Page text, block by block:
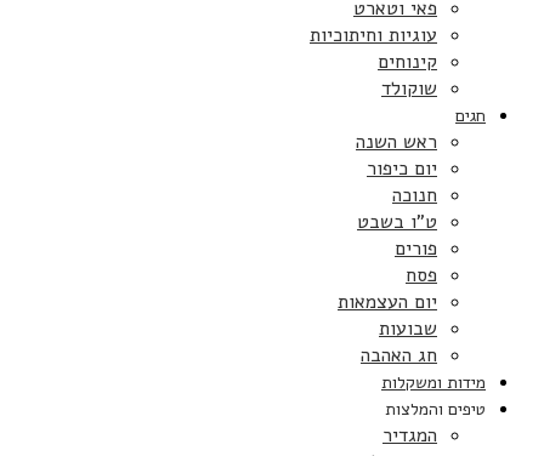
פאי וטארט
עוגיות וחיתוכיות
קינוחים
שוקולד
חגים
ראש השנה
יום כיפור
חנוכה
ט”ו בשבט
פורים
פסח
יום העצמאות
שבועות
חג האהבה
מידות ומשקלות
טיפים והמלצות
המגדיר